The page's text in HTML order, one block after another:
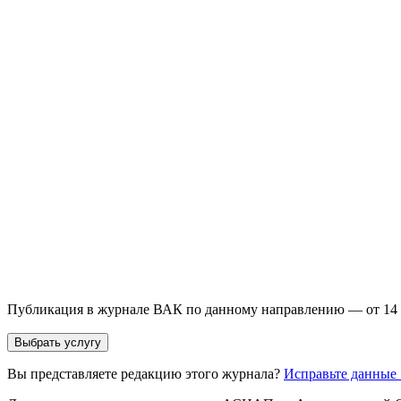
Публикация в журнале ВАК по данному направлению — от 14
Выбрать услугу
Вы представляете редакцию этого журнала? Исправьте